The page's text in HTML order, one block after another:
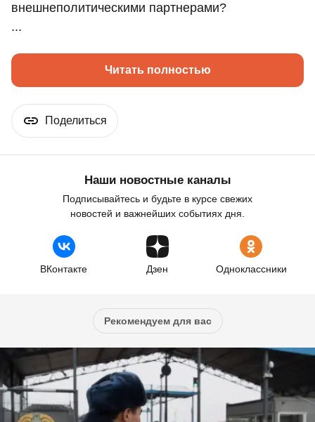
внешнеполитическими партнерами?
...
Читать полностью
Поделиться
Наши новостные каналы
Подписывайтесь и будьте в курсе свежих
новостей и важнейших событиях дня.
ВКонтакте Дзен Одноклассники
Рекомендуем для вас